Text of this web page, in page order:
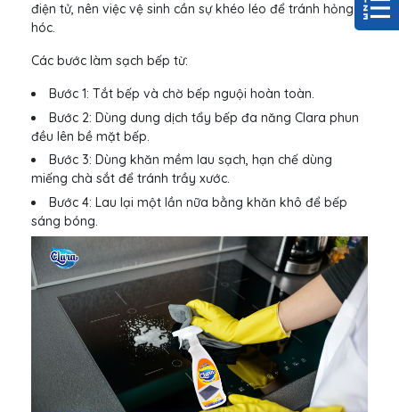
điện tử, nên việc vệ sinh cần sự khéo léo để tránh hỏng
hóc.
Các bước làm sạch bếp từ:
Bước 1: Tắt bếp và chờ bếp nguội hoàn toàn.
Bước 2: Dùng dung dịch tẩy bếp đa năng Clara phun
đều lên bề mặt bếp.
Bước 3: Dùng khăn mềm lau sạch, hạn chế dùng
miếng chà sắt để tránh trầy xước.
Bước 4: Lau lại một lần nữa bằng khăn khô để bếp
sáng bóng.